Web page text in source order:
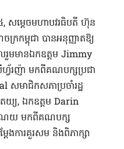
, សម្ដេចមហាបវរធិបតី ហ៊ុន
ក្រកម្ពុជា បានអនុញ្ញាតឱ្យ
មមាន​ឯកឧត្តម Jimmy
វ័រញ៉ា​ មកពីគណបក្សប្រជា
សមាជិកសភាប្រចាំរដ្ឋ
យ្យ,​ ឯកឧត្តម​ Darin
លីណយ​​ មកពីគណបក្ស
ការគួរសម និងពិភាក្សា